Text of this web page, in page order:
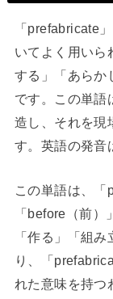
「prefabricate
いてよく用いら
する」「あらか
です。この単語
造し、それを現
す。英語の発音
この単語は、「
「before（前
「作る」「組
り、「
れた意味を持つ